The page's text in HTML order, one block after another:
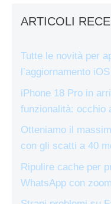
ARTICOLI
Tutte le novità per
l’aggiornamento
iPhone 18 Pro in
funzionalità: occhio
Otteniamo il
con gli scatti a 40
Ripulire cache per
WhatsApp con